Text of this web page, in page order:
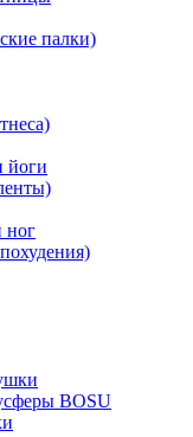
палки)
йоги
ног
BOSU